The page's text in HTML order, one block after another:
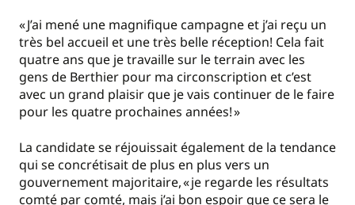
« J’ai mené une magnifique campagne et j’ai reçu un
très bel accueil et une très belle réception! Cela fait
quatre ans que je travaille sur le terrain avec les
gens de Berthier pour ma circonscription et c’est
avec un grand plaisir que je vais continuer de le faire
pour les quatre prochaines années! »
La candidate se réjouissait également de la tendance
qui se concrétisait de plus en plus vers un
gouvernement majoritaire, « je regarde les résultats
comté par comté, mais j’ai bon espoir que ce sera le